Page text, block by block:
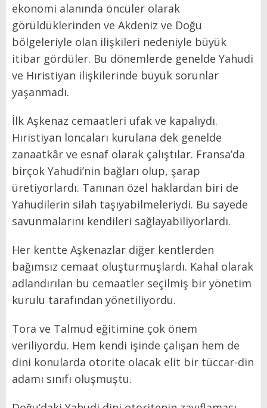
ekonomi alanında öncüler olarak
görüldüklerinden ve Akdeniz ve Doğu
bölgeleriyle olan ilişkileri nedeniyle büyük
itibar gördüler. Bu dönemlerde genelde Yahudi
ve Hıristiyan ilişkilerinde büyük sorunlar
yaşanmadı.
İlk Aşkenaz cemaatleri ufak ve kapalıydı.
Hıristiyan loncaları kurulana dek genelde
zanaatkâr ve esnaf olarak çalıştılar. Fransa’da
birçok Yahudi’nin bağları olup, şarap
üretiyorlardı. Tanınan özel haklardan biri de
Yahudilerin silah taşıyabilmeleriydi. Bu sayede
savunmalarını kendileri sağlayabiliyorlardı.
Her kentte Aşkenazlar diğer kentlerden
bağımsız cemaat oluşturmuşlardı. Kahal olarak
adlandırılan bu cemaatler seçilmiş bir yönetim
kurulu tarafından yönetiliyordu.
Tora ve Talmud eğitimine çok önem
veriliyordu. Hem kendi işinde çalışan hem de
dini konularda otorite olacak elit bir tüccar-din
adamı sınıfı oluşmuştu.